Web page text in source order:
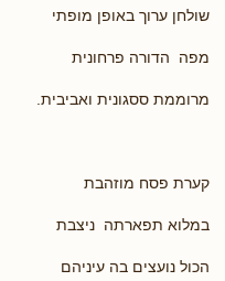
שולחן ערוך באופן מופתי
מפה הדורה פרחונית
מרוממת ססגונית ואביבית.
קערת פסח מוזהבת
במלוא תפארתה ניצבת
הכול נועצים בה עיניהם